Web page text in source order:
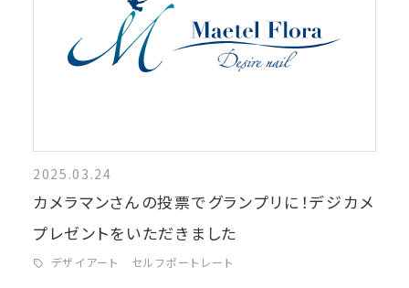
2025.03.24
カメラマンさんの投票でグランプリに！デジカメ
プレゼントをいただきました
デザイアート セルフポートレート